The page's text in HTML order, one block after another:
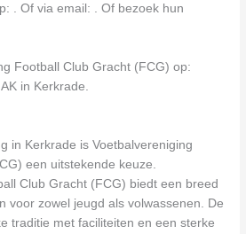
. Of via email:
. Of bezoek hun
Football Club Gracht (FCG) op:
in Kerkrade.
in Kerkrade is Voetbalvereniging
een uitstekende keuze.
Club Gracht (FCG) biedt een breed
voor zowel jeugd als volwassenen. De
traditie met faciliteiten en een sterke